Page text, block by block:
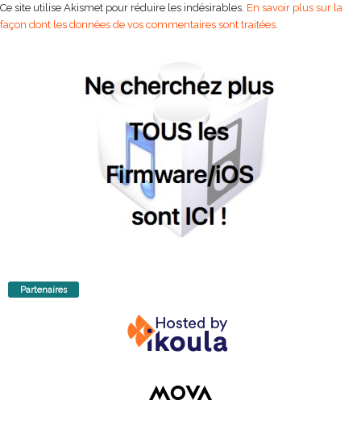
Ce site utilise Akismet pour réduire les indésirables. En savoir plus sur la
façon dont les données de vos commentaires sont traitées
Partenaires